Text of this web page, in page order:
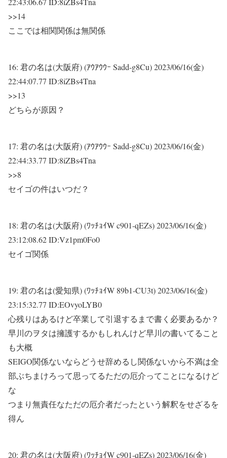
>>14
ここでは相関関係は無関係
16: 君の名は(大阪府) (ｱｳｱｳｳｰ Sadd-g8Cu)2023/06/16(金)
22:44:07.77 ID:8iZBs4Tna
>>13
どちらが原因？
17: 君の名は(大阪府) (ｱｳｱｳｳｰ Sadd-g8Cu)2023/06/16(金)
22:44:33.77 ID:8iZBs4Tna
>>8
セイゴの件はいつだ？
18: 君の名は(大阪府) (ﾜｯﾁｮｲW c901-qEZs)2023/06/16(金)
23:12:08.62 ID:Vz1pm0Fo0
セイゴ関係
19: 君の名は(愛知県) (ﾜｯﾁｮｲW 89b1-CU3t)2023/06/16(金)
23:15:32.77 ID:EOvyoLYB0
心残りはあるけど卒業して引退するまで書く必要あるか？
早川のヲタは擁護するかもしれんけど早川の書いてること
も大概
SEIGO関係ないならどうせ辞めるし関係ないから不満は全
部ぶちまけろって思ってるただの厄介ってことになるけど
な
つまり無責任なただの厄介者だったという解釈をせざるを
得ん
20: 君の名は(大阪府) (ﾜｯﾁｮｲW c901-qEZs)2023/06/16(金)